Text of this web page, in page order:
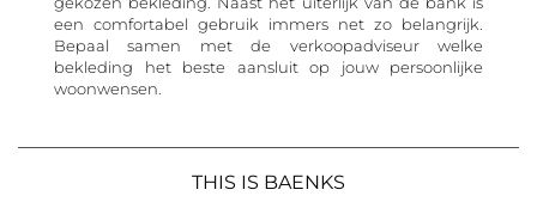
een comfortabel gebruik immers net zo belangrijk.
Bepaal samen met de verkoopadviseur welke
bekleding het beste aansluit op jouw persoonlijke
woonwensen.
THIS IS BAENKS